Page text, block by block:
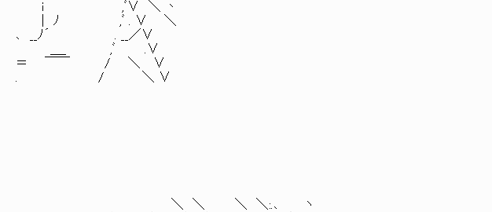
i ,ﾞ∨ ＼ 丶
| ﾉ ,ﾞ . ∨ ＼
､ __ﾉ´ . __／∨
＿_ ,ﾞ .∨
＝ ￣￣ / ＼ ∨
. / ＼ ∨
＼ ＼ ＼ ＼:.､ ヽ